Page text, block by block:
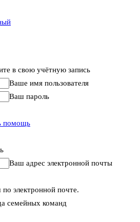
в свою учётную запись
Ваше имя пользователя
Ваш пароль
помощь
Ваш адрес электронной почты
электронной почте.
семейных команд